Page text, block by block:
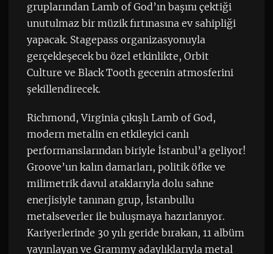
gruplarından Lamb of God’ın başını çektiği
unutulmaz bir müzik fırtınasına ev sahipliği
yapacak. Stagepass organizasyonuyla
gerçekleşecek bu özel etkinlikte, Orbit
Culture ve Black Tooth gecenin atmosferini
şekillendirecek.
Richmond, Virginia çıkışlı Lamb of God,
modern metalin en etkileyici canlı
performanslarından biriyle İstanbul’a geliyor!
Groove’un kalın damarları, politik öfke ve
milimetrik davul ataklarıyla dolu sahne
enerjisiyle tanınan grup, İstanbullu
metalseverler ile buluşmaya hazırlanıyor.
Kariyerlerinde 30 yılı geride bırakan, 11 albüm
yayınlayan ve Grammy adaylıklarıyla metal